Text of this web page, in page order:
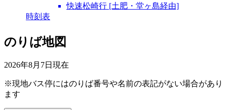
快速松崎行 [土肥・堂ヶ島経由]
時刻表
のりば地図
2026年8月7日 現在
※現地バス停にはのりば番号や名前の表記がない場合があり
ます